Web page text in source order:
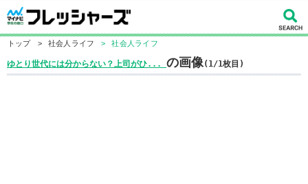
トップ > 社会人ライフ > 社会人ライフ
ゆとり世代には分からない？上司がひ... の画像(1/1枚目)